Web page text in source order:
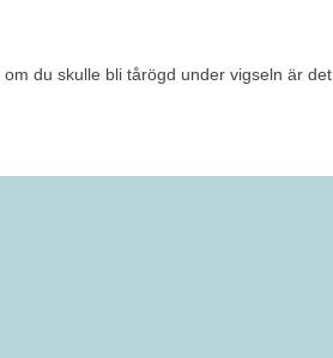
du skulle bli tårögd under vigseln är det